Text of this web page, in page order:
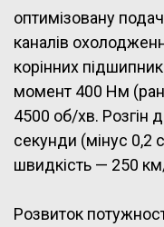
оптимізовану
каналів
корінних
момент 400 Нм
4500 об/хв. Розгін
секунди (мінус 0,2
швидкість — 250
Розвиток